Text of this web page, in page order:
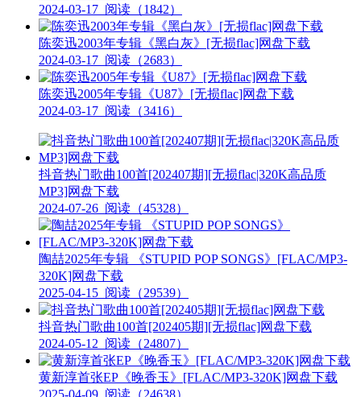
2024-03-17 阅读（1842）
陈奕迅2003年专辑《黑白灰》[无损flac]网盘下载
2024-03-17 阅读（2683）
陈奕迅2005年专辑《U87》[无损flac]网盘下载
2024-03-17 阅读（3416）
抖音热门歌曲100首[202407期][无损flac|320K高品质
MP3]网盘下载
2024-07-26 阅读（45328）
陶喆2025年专辑 《STUPID POP SONGS》[FLAC/MP3-
320K]网盘下载
2025-04-15 阅读（29539）
抖音热门歌曲100首[202405期][无损flac]网盘下载
2024-05-12 阅读（24807）
黄新淳首张EP《晚香玉》[FLAC/MP3-320K]网盘下载
2025-04-09 阅读（24638）